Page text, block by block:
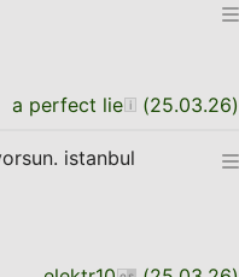
a perfect lie (25.03.26)
istanbul